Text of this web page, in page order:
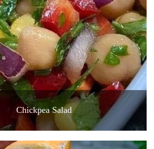
Chickpea Salad